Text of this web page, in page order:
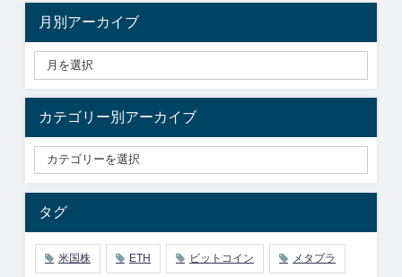
月別アーカイブ
カテゴリー別アーカイブ
タグ
米国株 ETH ビットコイン メタプラ